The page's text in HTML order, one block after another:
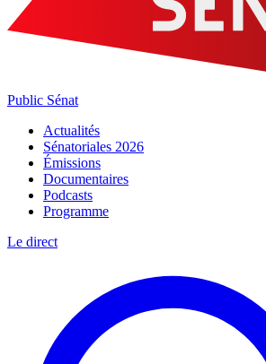
Public Sénat
Actualités
Sénatoriales 2026
Émissions
Documentaires
Podcasts
Programme
Le direct